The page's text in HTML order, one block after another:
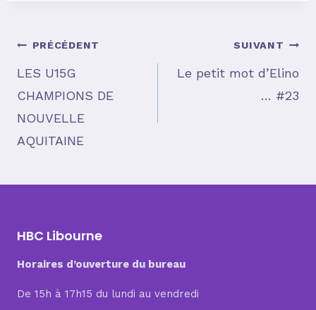
Navigation
de
l’article
PRÉCÉDENT
LES U15G
CHAMPIONS DE
NOUVELLE
AQUITAINE
SUIVANT
Le petit mot d’Elino
… #23
HBC Libourne
Horaires d’ouverture du bureau
De 15h à 17h15 du lundi au vendredi